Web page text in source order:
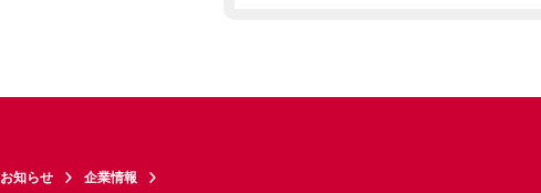
お知らせ 企業情報